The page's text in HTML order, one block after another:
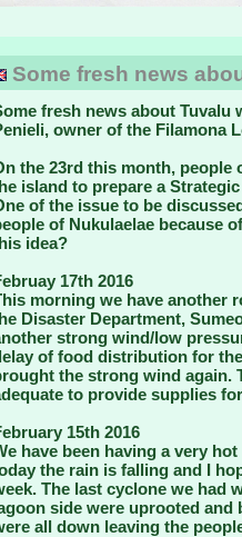
Some fresh news
fresh news about Tuvalu
owner of the Filamona
the 23rd this month, people
island to prepare a
of the issue to be
of Nukulaelae because
idea?
17th 2016
morning we have another
Disaster Department,
strong wind/low
of food distribution for
the strong wind again.
to provide supplies
15th 2016
have been having a very
the rain is falling and I
The last cyclone we had
side were uprooted
all down leaving the